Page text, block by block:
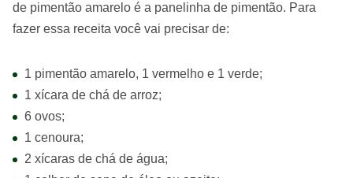
de pimentão amarelo é a panelinha de pimentão. Para
fazer essa receita você vai precisar de:
1 pimentão amarelo, 1 vermelho e 1 verde;
1 xícara de chá de arroz;
6 ovos;
1 cenoura;
2 xícaras de chá de água;